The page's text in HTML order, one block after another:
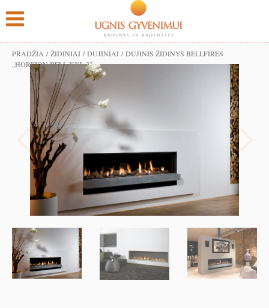
PRADŽIA /ŽIDINIAI /DUJINIAI / DUJINIS ŽIDINYS BELLFIRES
„HORIZON BELL XXL 3”